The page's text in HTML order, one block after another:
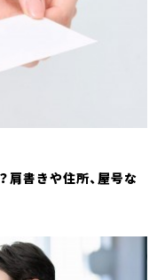
肩書きや住所、屋号な